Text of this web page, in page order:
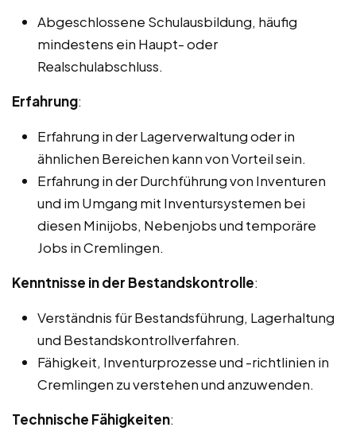
Abgeschlossene Schulausbildung, häufig
mindestens ein Haupt- oder
Realschulabschluss.
Erfahrung:
Erfahrung in der Lagerverwaltung oder in
ähnlichen Bereichen kann von Vorteil sein.
Erfahrung in der Durchführung von Inventuren
und im Umgang mit Inventursystemen bei
diesen Minijobs, Nebenjobs und temporäre
Jobs in Cremlingen.
Kenntnisse in der Bestandskontrolle:
Verständnis für Bestandsführung, Lagerhaltung
und Bestandskontrollverfahren.
Fähigkeit, Inventurprozesse und -richtlinien in
Cremlingen zu verstehen und anzuwenden.
Technische Fähigkeiten: